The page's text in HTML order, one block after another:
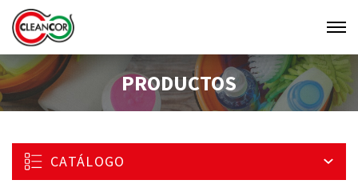
Clean
Cor
PRODUCTOS
CATÁLOGO